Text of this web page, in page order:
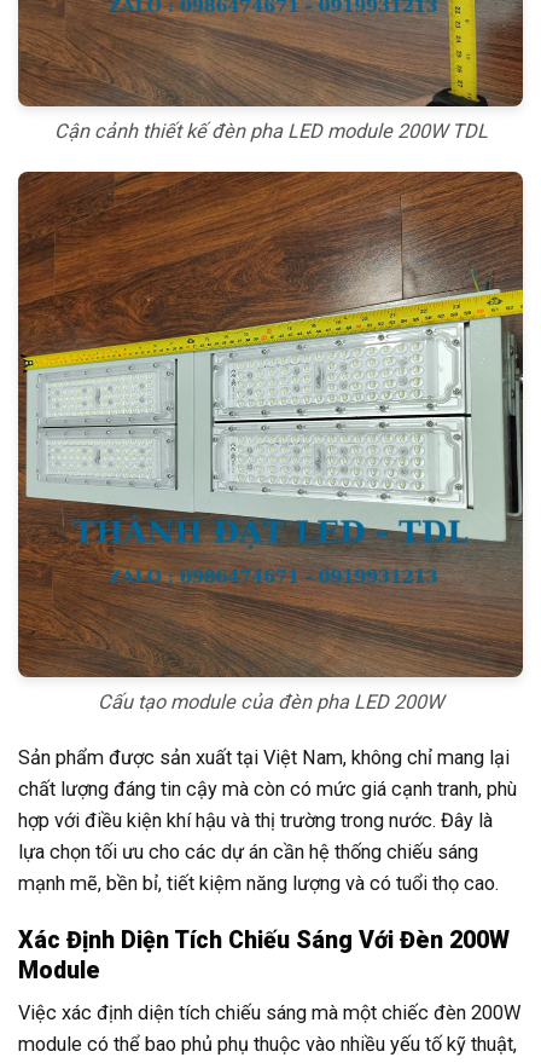
Cận cảnh thiết kế đèn pha LED module 200W TDL
Cấu tạo module của đèn pha LED 200W
Sản phẩm được sản xuất tại Việt Nam, không chỉ mang lại
chất lượng đáng tin cậy mà còn có mức giá cạnh tranh, phù
hợp với điều kiện khí hậu và thị trường trong nước. Đây là
lựa chọn tối ưu cho các dự án cần hệ thống chiếu sáng
mạnh mẽ, bền bỉ, tiết kiệm năng lượng và có tuổi thọ cao.
Xác Định Diện Tích Chiếu Sáng Với Đèn 200W
Module
Việc xác định diện tích chiếu sáng mà một chiếc đèn 200W
module có thể bao phủ phụ thuộc vào nhiều yếu tố kỹ thuật,